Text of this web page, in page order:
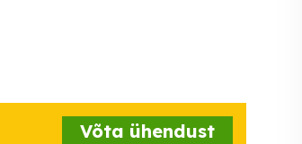
Võta ühendust